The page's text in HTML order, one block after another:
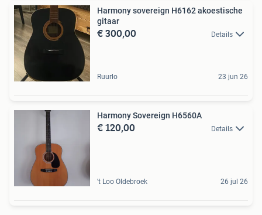
Harmony sovereign H6162 akoestische
gitaar
€ 300,00 Details
Ruurlo 23 jun 26
Harmony Sovereign H6560A
€ 120,00 Details
't Loo Oldebroek 26 jul 26